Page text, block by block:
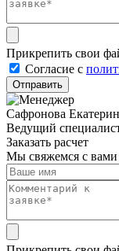
Прикрепить свои
Cогласие с
Отправить
Сафронова
Ведущий
Заказать расчет
Мы свяжемся с вами